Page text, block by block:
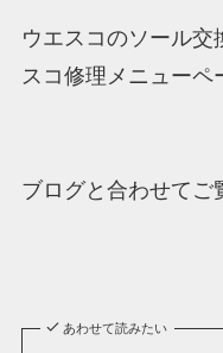
ウエスコのソール交
スコ修理メニュー
ブログと合わせてご
あわせて読みたい